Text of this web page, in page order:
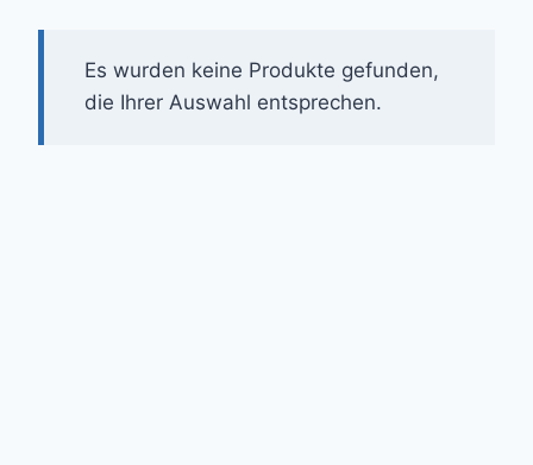
Es wurden keine Produkte gefunden,
die Ihrer Auswahl entsprechen.